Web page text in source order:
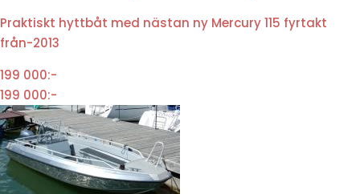
Praktiskt hyttbåt med nästan ny Mercury 115 fyrtakt
från-2013
199 000:-
199 000:-